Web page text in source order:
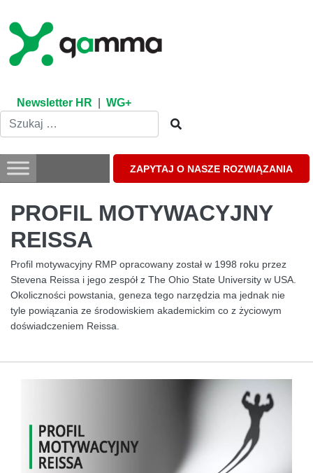
content
Newsletter HR WG+
ZAPYTAJ O NASZE ROZWIĄZANIA
PROFIL MOTYWACYJNY
REISSA
Profil motywacyjny RMP opracowany został w 1998 roku przez
Stevena Reissa i jego zespół z The Ohio State University w USA.
Okoliczności powstania, geneza tego narzędzia ma jednak nie
tyle powiązania ze środowiskiem akademickim co z życiowym
doświadczeniem Reissa.